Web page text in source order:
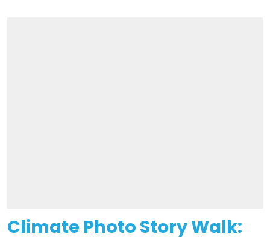
Climate Photo Story Walk: